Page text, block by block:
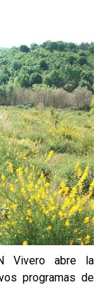
Vivero abre la
programas de